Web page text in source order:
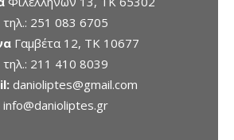
τηλ.: 251 083 6705
Γαμβέτα 12, ΤΚ 10677
τηλ.: 211 410 8039
danioliptes@gmail.com
info@danioliptes.gr